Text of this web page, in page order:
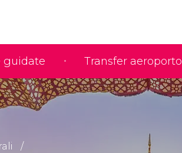
guidate Transfer aeroporto